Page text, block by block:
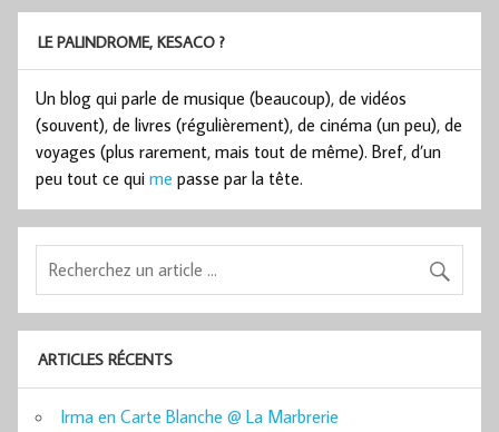
LE PALINDROME, KESACO ?
Un blog qui parle de musique (beaucoup), de vidéos
(souvent), de livres (régulièrement), de cinéma (un peu), de
voyages (plus rarement, mais tout de même). Bref, d’un
peu tout ce qui me passe par la tête.
ARTICLES RÉCENTS
Irma en Carte Blanche @ La Marbrerie